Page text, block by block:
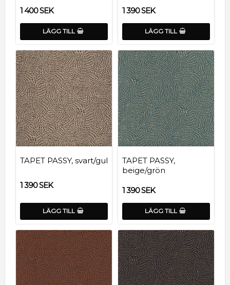
1 400 SEK
LÄGG TILL
1 390 SEK
LÄGG TILL
TAPET PASSY, svart/gul
1 390 SEK
LÄGG TILL
TAPET PASSY,
beige/grön
1 390 SEK
LÄGG TILL